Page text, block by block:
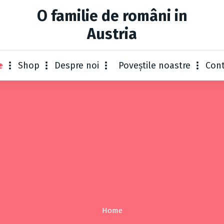
O familie de români in
Austria
Shop Despre noi Poveștile noastre
Home